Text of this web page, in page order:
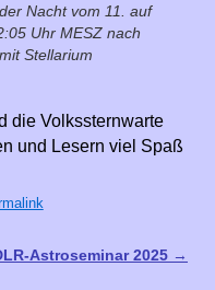
Nacht vom 11. auf
Uhr MESZ nach
Stellarium
die Volkssternwarte
und Lesern viel Spaß
Astroseminar 2025 →